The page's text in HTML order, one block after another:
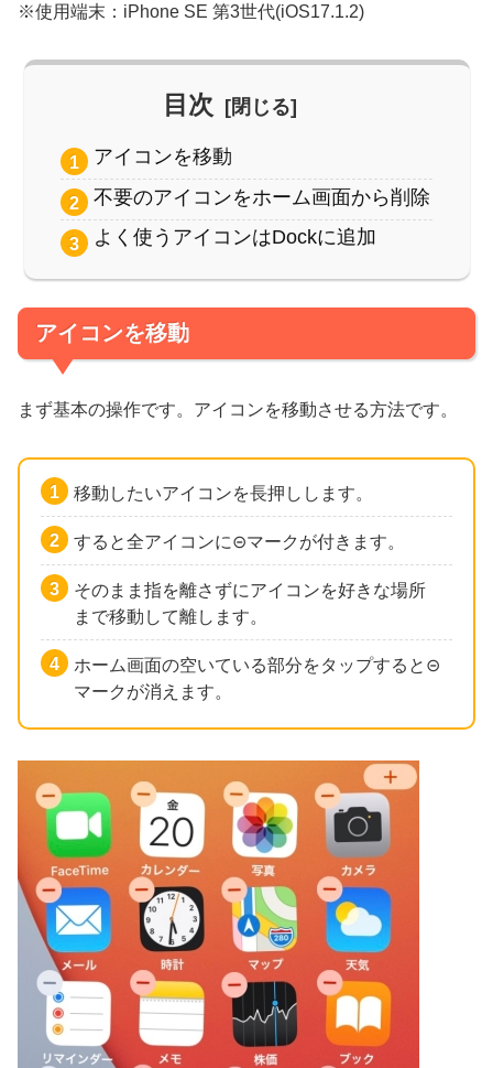
※使用端末：iPhone SE 第3世代(iOS17.1.2)
目次
アイコンを移動
不要のアイコンをホーム画面から削除
よく使うアイコンはDockに追加
アイコンを移動
まず基本の操作です。アイコンを移動させる方法です。
移動したいアイコンを長押しします。
すると全アイコンに⊝マークが付きます。
そのまま指を離さずにアイコンを好きな場所
まで移動して離します。
ホーム画面の空いている部分をタップすると⊝
マークが消えます。